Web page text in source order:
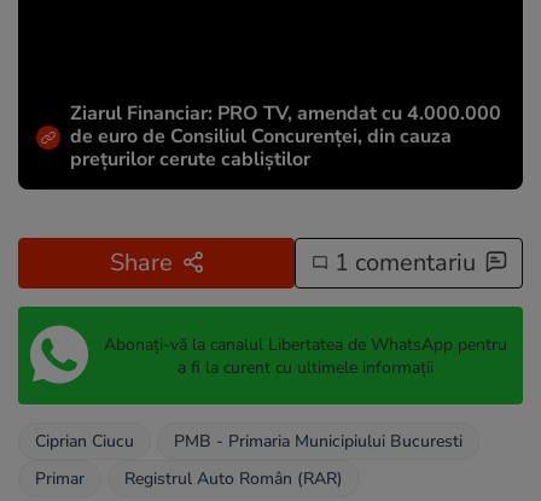
Ziarul Financiar: PRO TV, amendat cu 4.000.000
de euro de Consiliul Concurenței, din cauza
prețurilor cerute cabliștilor
Share 1 comentariu
Abonați-vă la canalul Libertatea de WhatsApp pentru
a fi la curent cu ultimele informații
Ciprian Ciucu
PMB - Primaria Municipiului Bucuresti
Primar
Registrul Auto Român (RAR)